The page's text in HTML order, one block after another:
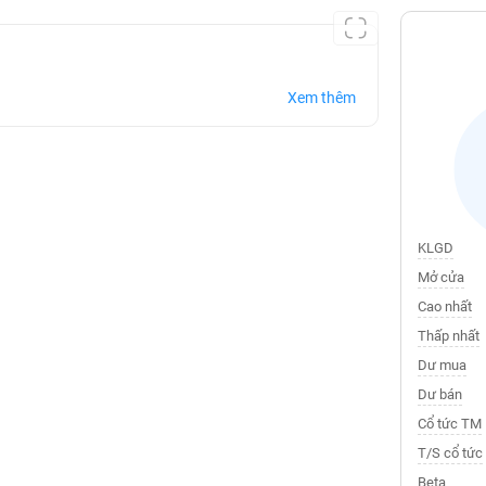
Xem thêm
KLGD
Mở cửa
Cao nhất
Thấp nhất
Dư mua
Dư bán
Cổ tức TM
T/S cổ tức
Beta